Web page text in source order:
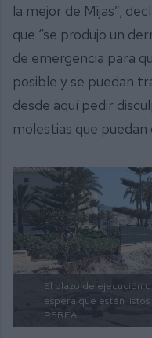
la mejor de Mijas”,
que “se produjo un
de emergencia para
posible y se puedan
desde aquí pedir
molestias que puedan
El plazo de ejecución
espera que estén
PEREA.